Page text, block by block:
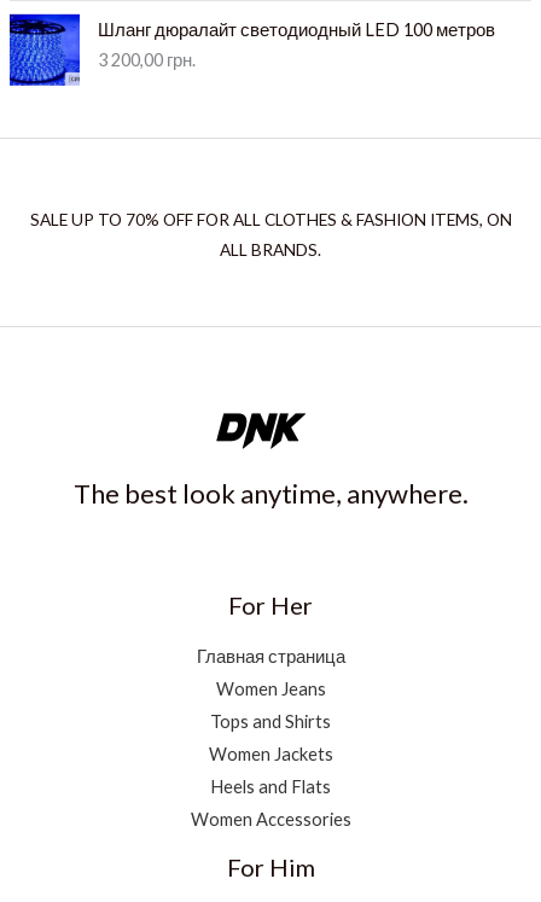
Шланг дюралайт светодиодный LED 100 метров
3 200,00 грн.
SALE UP TO 70% OFF FOR ALL CLOTHES & FASHION ITEMS, ON
ALL BRANDS.
The best look anytime, anywhere.
For Her
Главная страница
Women Jeans
Tops and Shirts
Women Jackets
Heels and Flats
Women Accessories
For Him